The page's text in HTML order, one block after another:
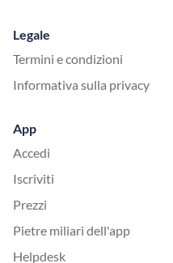
Legale
Termini e condizioni
Informativa sulla privacy
App
Accedi
Iscriviti
Prezzi
Pietre miliari dell'app
Helpdesk